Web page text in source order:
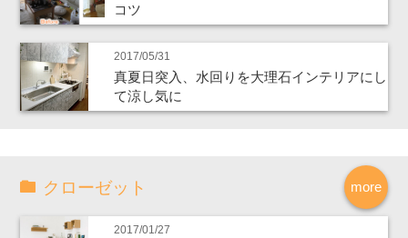
コツ
2017/05/31
真夏日突入、水回りを大理石インテリアにし
て涼し気に
more
クローゼット
2017/01/27